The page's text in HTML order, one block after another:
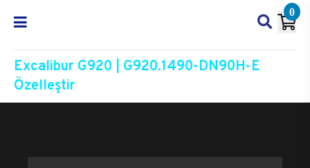
0
Excalibur G920 | G920.1490-DN90H-E
Özelleştir